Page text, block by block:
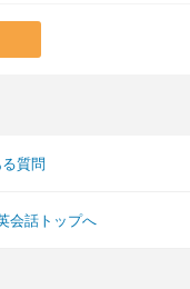
質問
会話トップへ